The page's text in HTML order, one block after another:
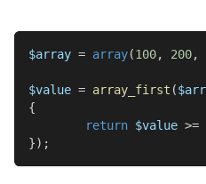
$array = array(100, 200,
$value = array_first (
{
return $value >=
}) ;